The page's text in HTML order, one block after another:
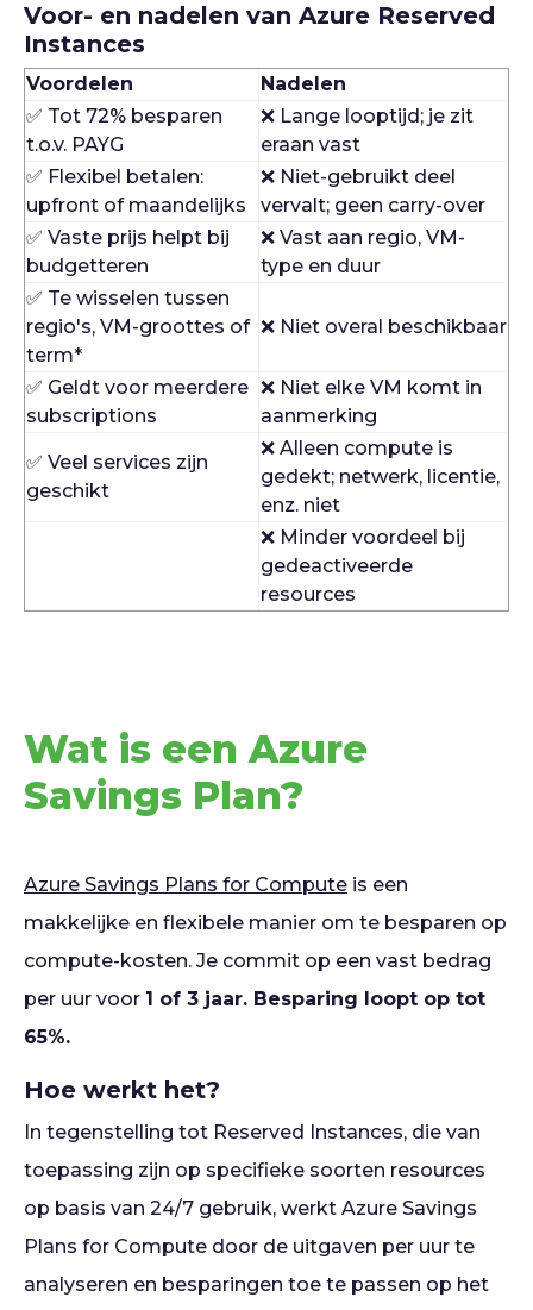
Voor- en nadelen van Azure Reserved
Instances
Voordelen
Nadelen
✅ Tot 72% besparen
t.o.v. PAYG
❌ Lange looptijd; je zit
eraan vast
✅ Flexibel betalen:
upfront of maandelijks
❌ Niet-gebruikt deel
vervalt; geen carry-over
✅ Vaste prijs helpt bij
budgetteren
❌ Vast aan regio, VM-
type en duur
✅ Te wisselen tussen
regio's, VM-groottes of
term*
❌ Niet overal beschikbaar
✅ Geldt voor meerdere
subscriptions
❌ Niet elke VM komt in
aanmerking
✅ Veel services zijn
geschikt
❌ Alleen compute is
gedekt; netwerk, licentie,
enz. niet
❌ Minder voordeel bij
gedeactiveerde
resources
Wat is een Azure
Savings Plan?
Azure Savings Plans for Compute is een
makkelijke en flexibele manier om te besparen op
compute-kosten. Je commit op een vast bedrag
per uur voor 1 of 3 jaar. Besparing loopt op tot
65%.
Hoe werkt het?
In tegenstelling tot Reserved Instances, die van
toepassing zijn op specifieke soorten resources
op basis van 24/7 gebruik, werkt Azure Savings
Plans for Compute door de uitgaven per uur te
analyseren en besparingen toe te passen op het